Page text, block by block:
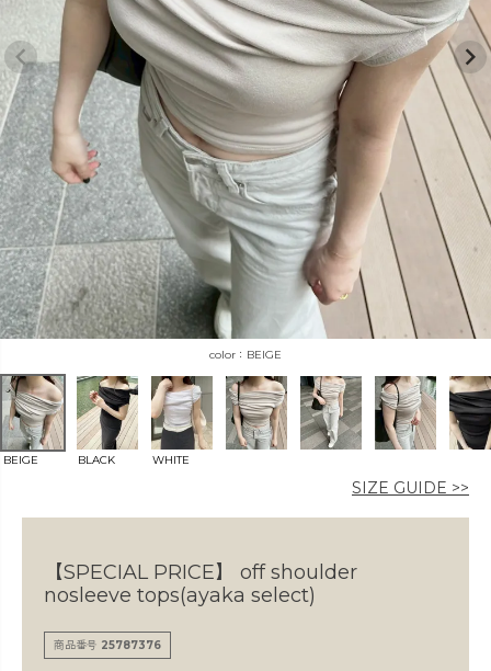
ORIGINAL HIT ITEM
カラー
価格
〜
在庫なし商品
表示しない
検索
BEIGE
BEIGE BLACK WHITE
SIZE GUIDE >>
【SPECIAL PRICE】
off shoulder
nosleeve tops(ayaka select)
商品番号 25787376